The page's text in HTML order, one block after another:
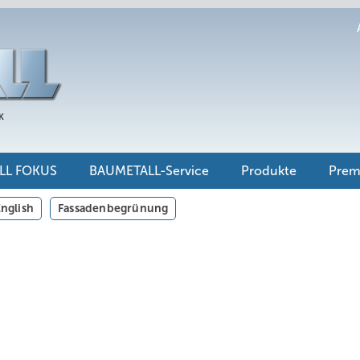
FOKUS BAUMETALL-Service Produkte
Fassadenbegrünung